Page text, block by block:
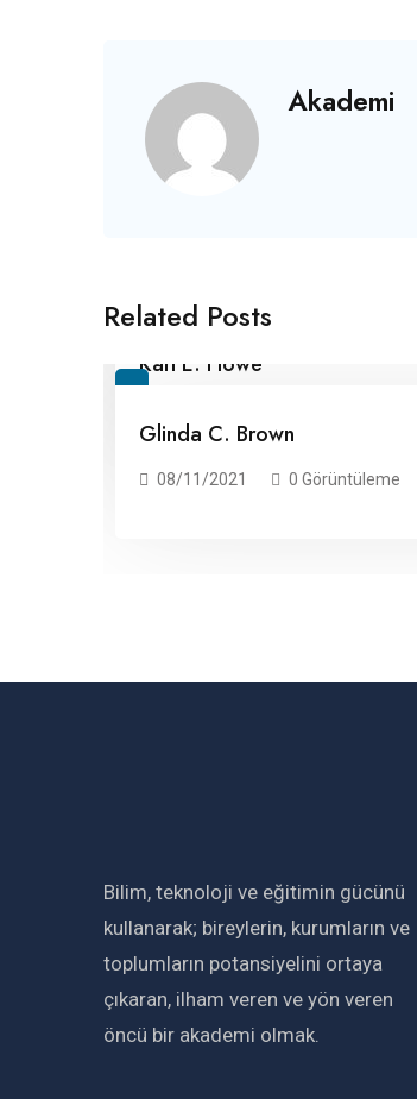
Akademi
Related Posts
Kari E. Howe
Glinda C. Brown
08/11/2021 0 Görüntüleme
Bilim, teknoloji ve eğitimin gücünü
kullanarak; bireylerin, kurumların ve
toplumların potansiyelini ortaya
çıkaran, ilham veren ve yön veren
öncü bir akademi olmak.